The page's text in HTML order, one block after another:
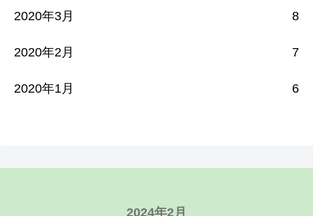
2020年3月 8
2020年2月 7
2020年1月 6
2024年2月